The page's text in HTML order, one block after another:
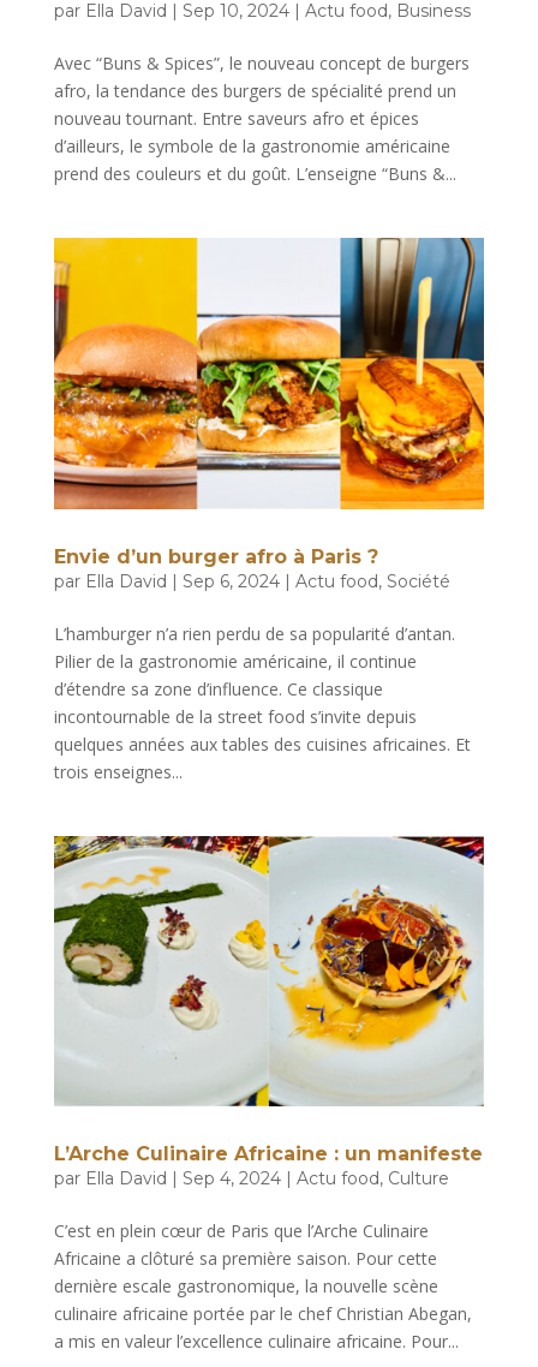
par Ella David Sep 10, 2024| Actu food, Business
Avec “Buns & Spices”, le nouveau concept de burgers
afro, la tendance des burgers de spécialité prend un
nouveau tournant. Entre saveurs afro et épices
d’ailleurs, le symbole de la gastronomie américaine
prend des couleurs et du goût. L’enseigne “Buns &...
Envie d’un burger afro à Paris ?
par Ella David | Sep 6, 2024| Actu food, Société
L’hamburger n’a rien perdu de sa popularité d’antan.
Pilier de la gastronomie américaine, il continue
d’étendre sa zone d’influence. Ce classique
incontournable de la street food s’invite depuis
quelques années aux tables des cuisines africaines. Et
trois enseignes...
L’Arche Culinaire Africaine : un manifeste
par Ella David Sep 4, 2024| Actu food, Culture
C’est en plein cœur de Paris que l’Arche Culinaire
Africaine a clôturé sa première saison. Pour cette
dernière escale gastronomique, la nouvelle scène
culinaire africaine portée par le chef Christian Abegan,
a mis en valeur l’excellence culinaire africaine. Pour...